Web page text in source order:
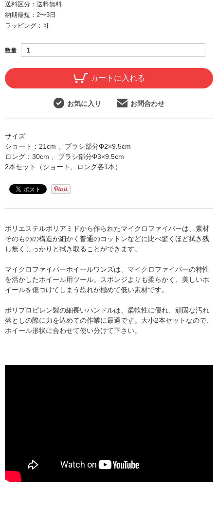
送料区分： 送料無料
納期最短： 2〜3日
ラッピング： 可
数量
カートに入れる
お気に入り お問合わせ
サイズ
ショート：21cm 、ブラシ部分Φ2×9.5cm
ロング：30cm 、ブラシ部分Φ3×9.5cm
2本セット（ショート、ロング各1本）
ポリエステルポリアミドから作られたマイクロファイバーは、素材
そのものの構造が細かく普通のコットンなどに比べ驚くほど拭き残
し無くしっかりと拭き取ることができます。
マイクロファイバーホイールワンズは、マイクロファイバーの特性
を活かしたホイール用ツール。スポンジよりも柔らかく、美しいホ
イールを傷つけてしまう恐れが極めて低い素材です。
ポリプロピレン製の細長いハンドルは、柔軟性に優れ、頑固な汚れ
落としの際に力を込めての作業に最適です。大小2本セットなので、
ホイール形状に合わせて使い分けて下さい。